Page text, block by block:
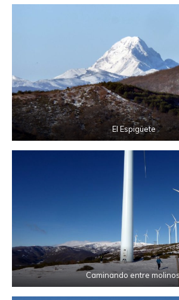
El Espigüete
Caminando entre molinos